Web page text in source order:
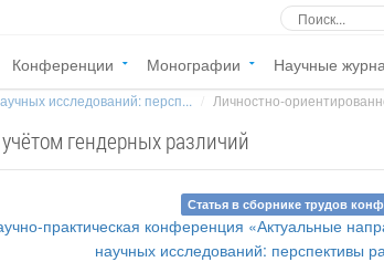
Конференции Монографии Научные
исследований: персп... Личностно-
гендерных различий
Статья в сборнике трудов
практическая конференция «Актуальные
научных исследований: перспективы